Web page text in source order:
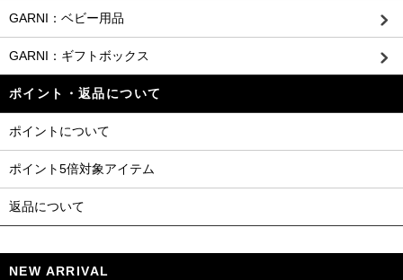
GARNI：ベビー用品
GARNI：ギフトボックス
ポイント・返品について
ポイントについて
ポイント5倍対象アイテム
返品について
NEW ARRIVAL